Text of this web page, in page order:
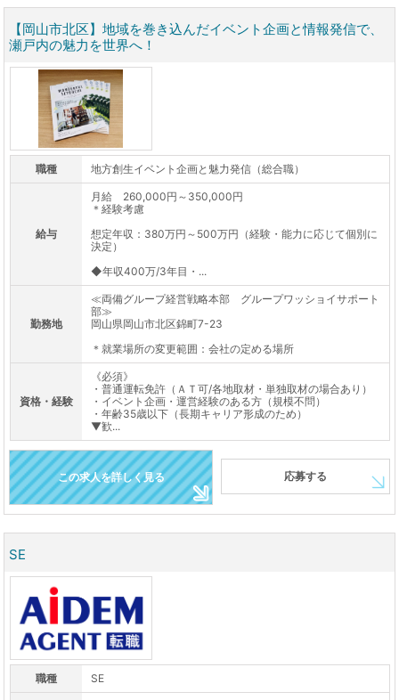
【岡山市北区】地域を巻き込んだイベント企画と情報発信で、
瀬戸内の魅力を世界へ！
職種 地方創生イベント企画と魅力発信（総合職）
給与
月給 260,000円～350,000円
＊経験考慮
想定年収：380万円～500万円（経験・能力に応じて個別に
決定）
◆年収400万/3年目・...
勤務地
≪両備グループ経営戦略本部 グループワッショイサポート
部≫
岡山県岡山市北区錦町7-23
＊就業場所の変更範囲：会社の定める場所
資格・経験
《必須》
・普通運転免許（ＡＴ可/各地取材・単独取材の場合あり）
・イベント企画・運営経験のある方（規模不問）
・年齢35歳以下（長期キャリア形成のため）
▼歓...
この求人を詳しく見る 応募する
SE
職種 SE